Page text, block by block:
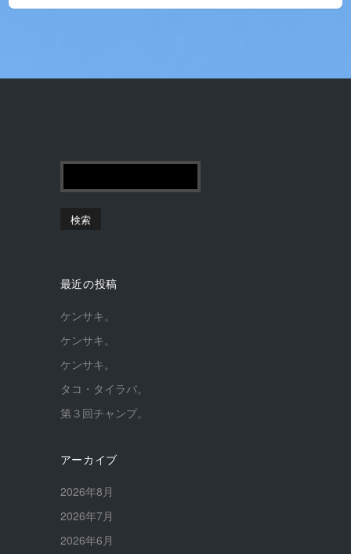
最近の投稿
ケンサキ。
ケンサキ。
ケンサキ。
タコ・タイラバ。
第３回チャンプ。
アーカイブ
2026年8月
2026年7月
2026年6月